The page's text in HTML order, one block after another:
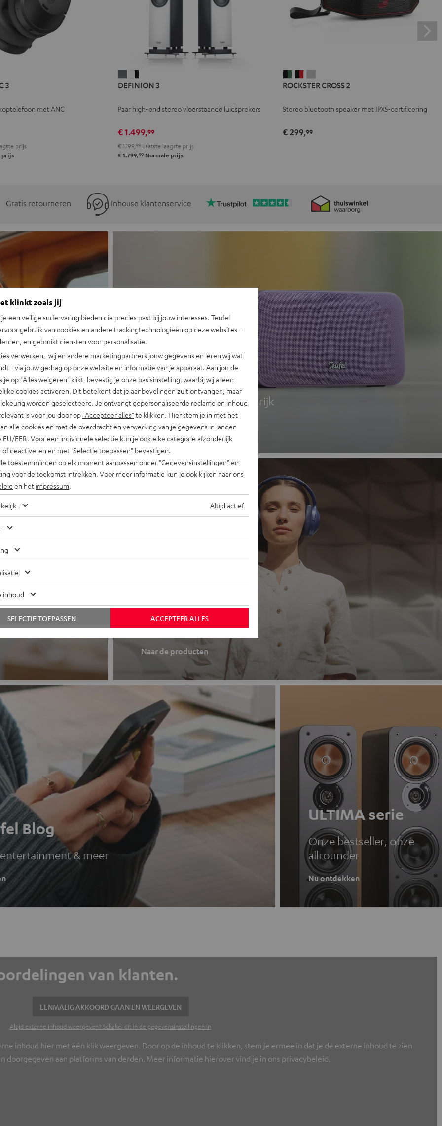
3
met ANC
prijs
prijs
3
3
DEFINION 3
Paar high-end stereo vloerstaande luidsprekers
€ 1.499,99
€ 1.199, 99 Laatste laagste prijs
€ 1.799,99 Normale prijs
CROSS
Black
Green
CROSS
Zwart
Rood
CROSS
Light
ROCKSTER CROSS 2
Stereo bluetooth speaker met IPX5-certificering
€ 299,99
Gratis retourneren Inhouse klantenservice
MOTIV® GO 2
Portable, krachtig, kleurrijk
Nu ontdekken
of all-in-one
Koptelefoons
Teufel sound to go
Naar de producten
Blog
& meer
ULTIMA serie
Onze bestseller, onze
allrounder
Nu ontdekken
van klanten.
EENMALIG AKKOORD GAAN EN WEERGEVEN
Altijd externe inhoud weergeven? Schakel dit in de gegevensinstellingen in
inhoud hier met één klik weergeven. Door op de inhoud te klikken, stem je ermee in dat je de externe inhoud te zien
aan platforms van derden. Meer informatie hierover vind je in ons privacybeleid.
klinkt zoals jij
je een veilige surfervaring bieden die precies past bij jouw interesses. Teufel
gebruik van cookies en andere trackingtechnologieën op deze websites –
en gebruikt diensten voor personalisatie.
verwerken, wij en andere marketingpartners jouw gegevens en leren wij wat
- via jouw gedrag op onze website en informatie van je apparaat. Aan jou de
je op "Alles weigeren" klikt, bevestig je onze basisinstelling, waarbij wij alleen
cookies activeren. Dit betekent dat je aanbevelingen zult ontvangen, maar
worden geselecteerd. Je ontvangt gepersonaliseerde reclame en inhoud
is voor jou door op "Accepteer alles" te klikken. Hier stem je in met het
alle cookies en met de overdracht en verwerking van je gegevens in landen
EU/EER. Voor een individuele selectie kun je ook elke categorie afzonderlijk
of deactiveren en met "Selectie toepassen" bevestigen.
toestemmingen op elk moment aanpassen onder "Gegevensinstellingen" en
voor de toekomst intrekken. Voor meer informatie kun je ook kijken naar ons
en het impressum
Altijd actief
inhoud
ACCEPTEER ALLES
SELECTIE TOEPASSEN